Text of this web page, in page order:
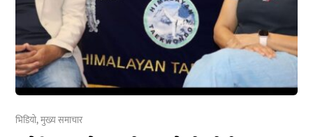
भिडियो,मुख्य समाचार